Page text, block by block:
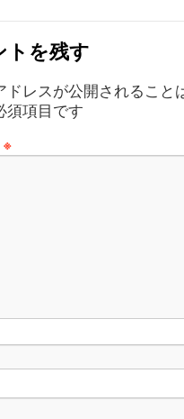
トを残す
ドレスが公開されること
須項目です
※